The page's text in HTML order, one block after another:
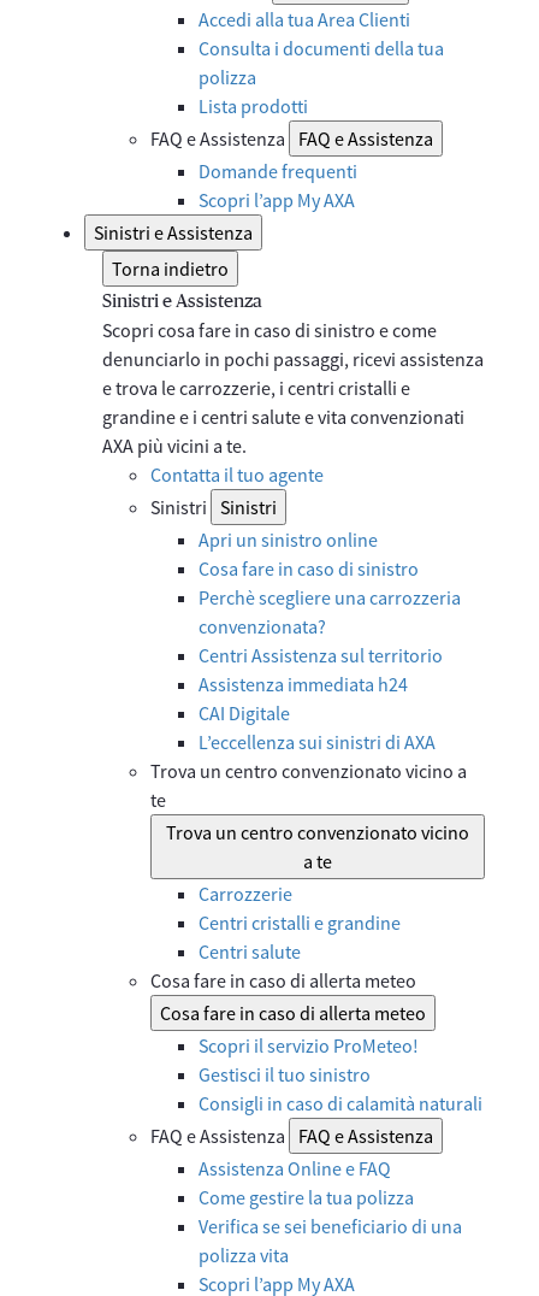
Accedi alla tua Area Clienti
Consulta i documenti della tua
polizza
Lista prodotti
FAQ e Assistenza
FAQ e Assistenza
Domande frequenti
Scopri l’app My AXA
Sinistri e Assistenza
Torna indietro
Sinistri e Assistenza
Scopri cosa fare in caso di sinistro e come
denunciarlo in pochi passaggi, ricevi assistenza
e trova le carrozzerie, i centri cristalli e
grandine e i centri salute e vita convenzionati
AXA più vicini a te.
Contatta il tuo agente
Sinistri Sinistri
Apri un sinistro online
Cosa fare in caso di sinistro
Perchè scegliere una carrozzeria
convenzionata?
Centri Assistenza sul territorio
Assistenza immediata h24
CAI Digitale
L’eccellenza sui sinistri di AXA
Trova un centro convenzionato vicino a
te
Trova un centro convenzionato vicino
a te
Carrozzerie
Centri cristalli e grandine
Centri salute
Cosa fare in caso di allerta meteo
Cosa fare in caso di allerta meteo
Scopri il servizio ProMeteo!
Gestisci il tuo sinistro
Consigli in caso di calamità naturali
FAQ e Assistenza
FAQ e Assistenza
Assistenza Online e FAQ
Come gestire la tua polizza
Verifica se sei beneficiario di una
polizza vita
Scopri l’app My AXA